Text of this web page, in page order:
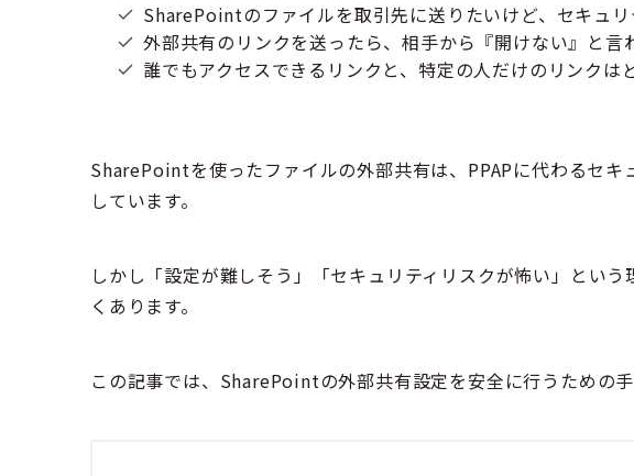
SharePointのファイルを取引先に送りたいけど、セキュ
外部共有のリンクを送ったら、相手から『開けない』と言
誰でもアクセスできるリンクと、特定の人だけのリンクは
SharePointを使ったファイルの外部共有は、PPAPに代わるセキ
しています。
しかし「設定が難しそう」「セキュリティリスクが怖い」とい
くあります。
この記事では、SharePointの外部共有設定を安全に行うための手